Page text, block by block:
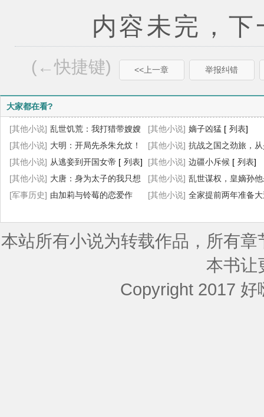
内容未完，下
(←快捷键) <<上一章 举报纠错
大家都在看?
[其他小说] 乱世饥荒：我打猎带嫂嫂
吃香喝辣[ 列表
[其他小说] 嫡子凶猛 [ 列表]
[其他小说] 大明：开局先杀朱允炆！
[ 列表
[其他小说] 抗战之国之劲旅，
师长起[ 列表]
[其他小说] 从逃妾到开国女帝 [ 列表] [其他小说] 边疆小斥候 [ 列表]
[其他小说] 大唐：身为太子的我只想
摆烂[ 列表 ]
[其他小说] 乱世谋权，皇嫡孙
了！[ 列表 ]
[军事历史] 由加莉与铃莓的恋爱作
[其他小说] 全家提前两年准备
本站所有小说为转载作品，所有
本书让
Copyright 2017